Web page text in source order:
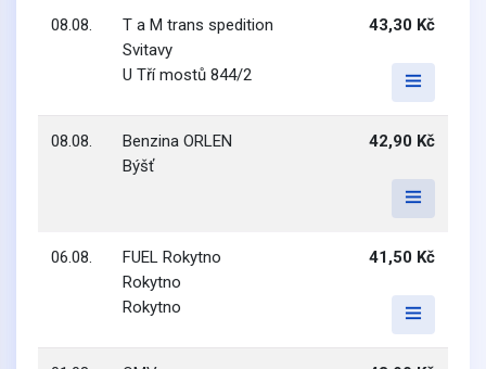
08.08.
T a M trans spedition
Svitavy
U Tří mostů 844/2
43,30 Kč
08.08.
Benzina ORLEN
Býšť
42,90 Kč
06.08.
FUEL Rokytno
Rokytno
Rokytno
41,50 Kč